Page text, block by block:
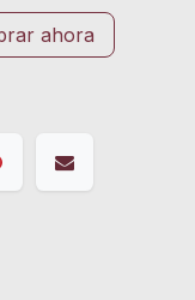
ahora
IVA